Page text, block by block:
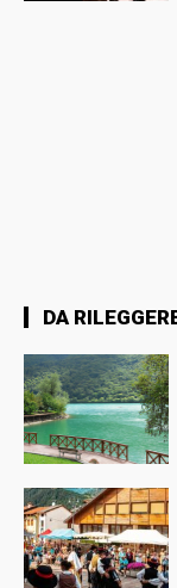
DA